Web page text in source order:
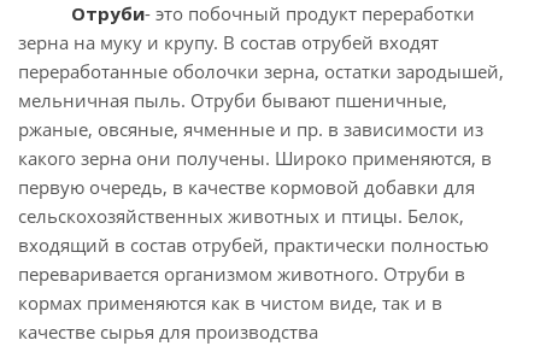
Отруби- это побочный продукт переработки
зерна на муку и крупу. В состав отрубей входят
переработанные оболочки зерна, остатки зародышей,
мельничная пыль. Отруби бывают пшеничные,
ржаные, овсяные, ячменные и пр. в зависимости из
какого зерна они получены. Широко применяются, в
первую очередь, в качестве кормовой добавки для
сельскохозяйственных животных и птицы. Белок,
входящий в состав отрубей, практически полностью
переваривается организмом животного. Отруби в
кормах применяются как в чистом виде, так и в
качестве сырья для производства